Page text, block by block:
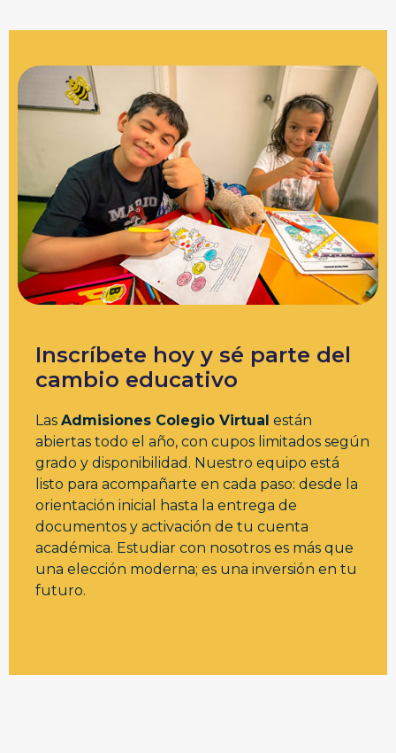
Inscríbete hoy y sé parte del
cambio educativo
Las Admisiones Colegio Virtual están
abiertas todo el año, con cupos limitados según
grado y disponibilidad. Nuestro equipo está
listo para acompañarte en cada paso: desde la
orientación inicial hasta la entrega de
documentos y activación de tu cuenta
académica. Estudiar con nosotros es más que
una elección moderna; es una inversión en tu
futuro.